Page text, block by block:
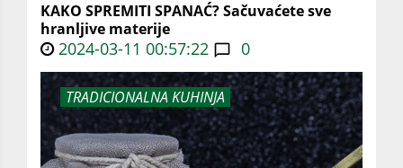
KAKO SPREMITI SPANAĆ? Sačuvaćete sve
hranljive materije
2024-03-11 00:57:22 0
TRADICIONALNA KUHINJA